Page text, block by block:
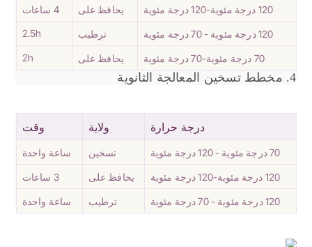
120 درجة مئوية-120 درجة مئوية يحافظ على 4 ساعات
120 درجة مئوية - 70 درجة مئوية ترطيب 2.5h
70 درجة مئوية-70 درجة مئوية يحافظ على 2h
4. مخطط تسخين المعالجة الثانوية
درجة حرارة ولاية وقت
70 درجة مئوية - 120 درجة مئوية تسخين ساعة واحدة
120 درجة مئوية-120 درجة مئوية يحافظ على 3 ساعات
120 درجة مئوية - 70 درجة مئوية ترطيب ساعة واحدة